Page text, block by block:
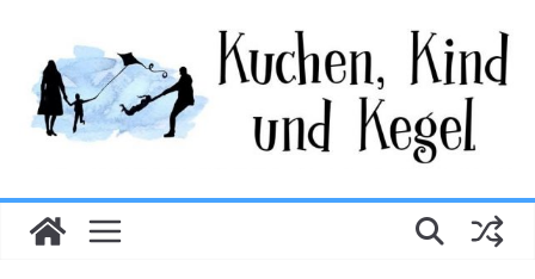
springen